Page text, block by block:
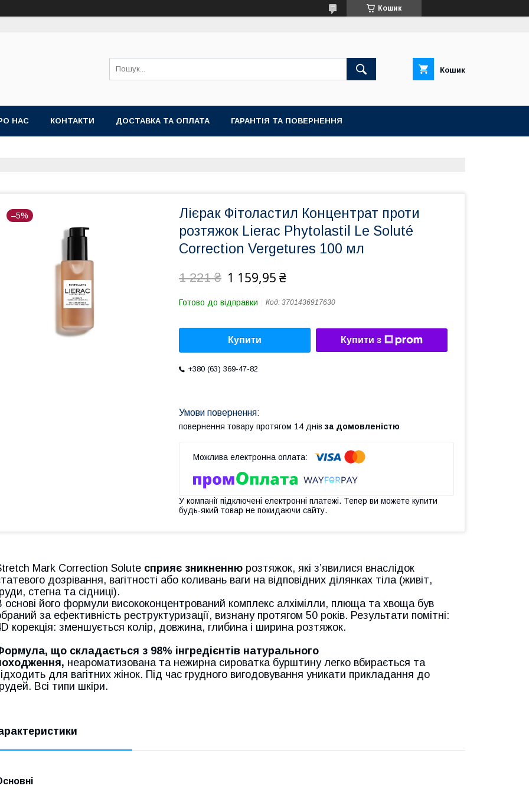
Кошик
Кошик
НАС КОНТАКТИ ДОСТАВКА ТА ОПЛАТА ГАРАНТІЯ ТА ПОВЕРНЕННЯ
–5%
Лієрак Фітоластил Концентрат проти
розтяжок Lierac Phytolastil Le Soluté
Correction Vergetures 100 мл
1 221 ₴ 1 159,95 ₴
Готово до відправки Код: 3701436917630
Купити Купити з
+380 (63) 369-47-82
повернення товару протягом 14 днів за домовленістю
У компанії підключені електронні платежі. Тепер ви можете купити
будь-який товар не покидаючи сайту.
Mark Correction Solute сприяє зникненню розтяжок, які з’явилися внаслідок
дозрівання, вагітності або коливань ваги на відповідних ділянках тіла (живіт,
стегна та сідниці).
основі його формули висококонцентрований комплекс алхімілли, плюща та хвоща був
за ефективність реструктуризації, визнану протягом 50 років. Результати помітні:
корекція: зменшується колір, довжина, глибина і ширина розтяжок.
що складається з 98% інгредієнтів натурального
неароматизована та нежирна сироватка бурштину легко вбирається та
для вагітних жінок. Під час грудного вигодовування уникати прикладання до
Всі типи шкіри.